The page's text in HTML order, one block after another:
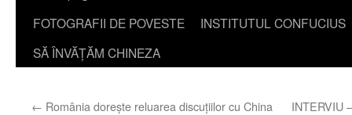
conținut
FOTOGRAFII DE POVESTE
INSTITUTUL CONFUCIUS
SĂ ÎNVĂŢĂM CHINEZA
← România dorește reluarea discuțiilor cu China
INTERVIU